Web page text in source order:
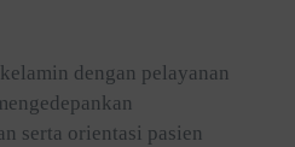
dengan pelayanan
serta orientasi pasien